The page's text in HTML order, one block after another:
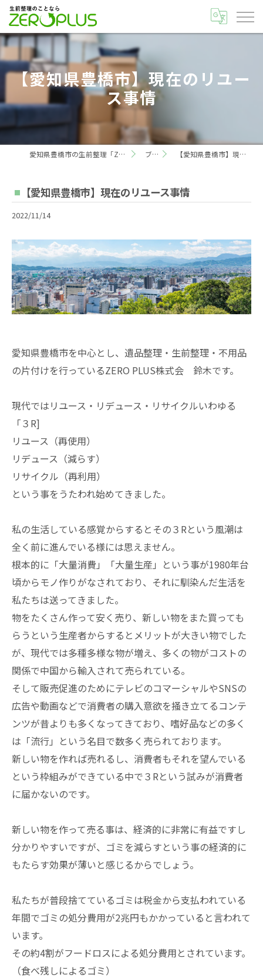
【愛知県豊橋市】現在のリユー
ス事情
愛知県豊橋市の生前整理「ZEROPLUS株式会社」 ブログ 【愛知県豊橋市】現在のリユース事情
【愛知県豊橋市】現在のリユース事情
2022/11/14
愛知県豊橋市を中心とし、遺品整理・生前整理・不用品
の片付けを行っているZERO PLUS株式会 鈴木です。
現代ではリユース・リデュース・リサイクルいわゆる
「３R]
リユース（再使用）
リデュース（減らす）
リサイクル（再利用）
という事をうたわれ始めてきました。
私の生活している感覚からするとその３Rという風潮は
全く前に進んでいる様には思えません。
根本的に「大量消費」「大量生産」という事が1980年台
頃からモノ作りがなされており、それに馴染んだ生活を
私たちは送ってきました。
物をたくさん作って安く売り、新しい物をまた買っても
らうという生産者からするとメリットが大きい物でした
が、現代では多種多様な物が増え、多くの物がコストの
関係で中国から輸入されて売られている。
そして販売促進のためにテレビのコマーシャルやSNSの
広告や動画などで消費者の購入意欲を掻き立てるコンテ
ンツが昔よりも多くなってきており、嗜好品などの多く
は「流行」という名目で数多く売られております。
新しい物を作れば売れるし、消費者もそれを望んでいる
という枠組みができている中で３Rという試みが消費者
に届かないのです。
新しい物を作って売る事は、経済的に非常に有益ですし
分かりやすいですが、ゴミを減らすという事の経済的に
もたらす効果が薄いと感じるからでしょう。
私たちが普段捨てているゴミは税金から支払われている
年間でゴミの処分費用が2兆円もかかっていると言われて
います。
その約4割がフードロスによる処分費用とされています。
（食べ残しによるゴミ）